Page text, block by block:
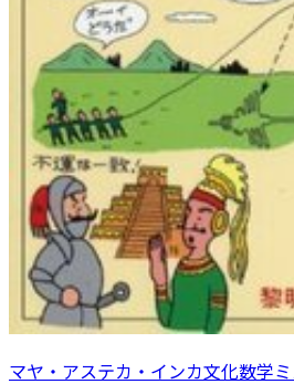
マヤ・アステカ・インカ文化数学